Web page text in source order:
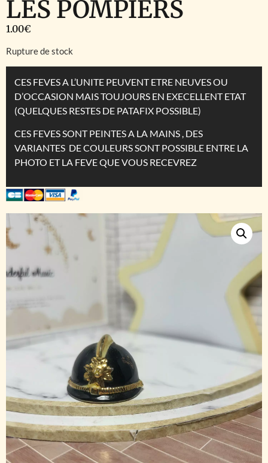
LES POMPIERS
1.00€
Rupture de stock
CES FEVES A L’UNITE PEUVENT ETRE NEUVES OU
D’OCCASION MAIS TOUJOURS EN EXECELLENT ETAT
(QUELQUES RESTES DE PATAFIX POSSIBLE)
CES FEVES SONT PEINTES A LA MAINS , DES
VARIANTES DE COULEURS SONT POSSIBLE ENTRE LA
PHOTO ET LA FEVE QUE VOUS RECEVREZ